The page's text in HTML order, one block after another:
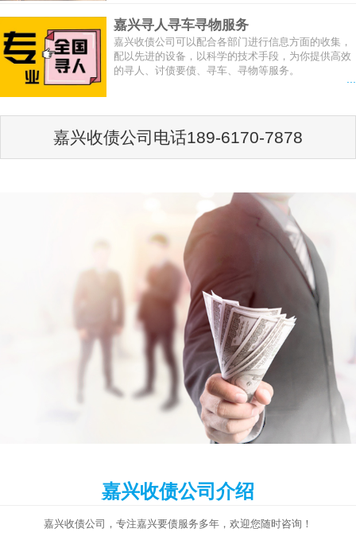
嘉兴寻人寻车寻物服务
嘉兴收债公司可以配合各部门进行信息方面的收集，
配以先进的设备，以科学的技术手段，为你提供高效
的寻人、讨债要债、寻车、寻物等服务。
嘉兴收债公司电话189-6170-7878
嘉兴收债公司介绍
嘉兴收债公司，专注嘉兴要债服务多年，欢迎您随时咨询！